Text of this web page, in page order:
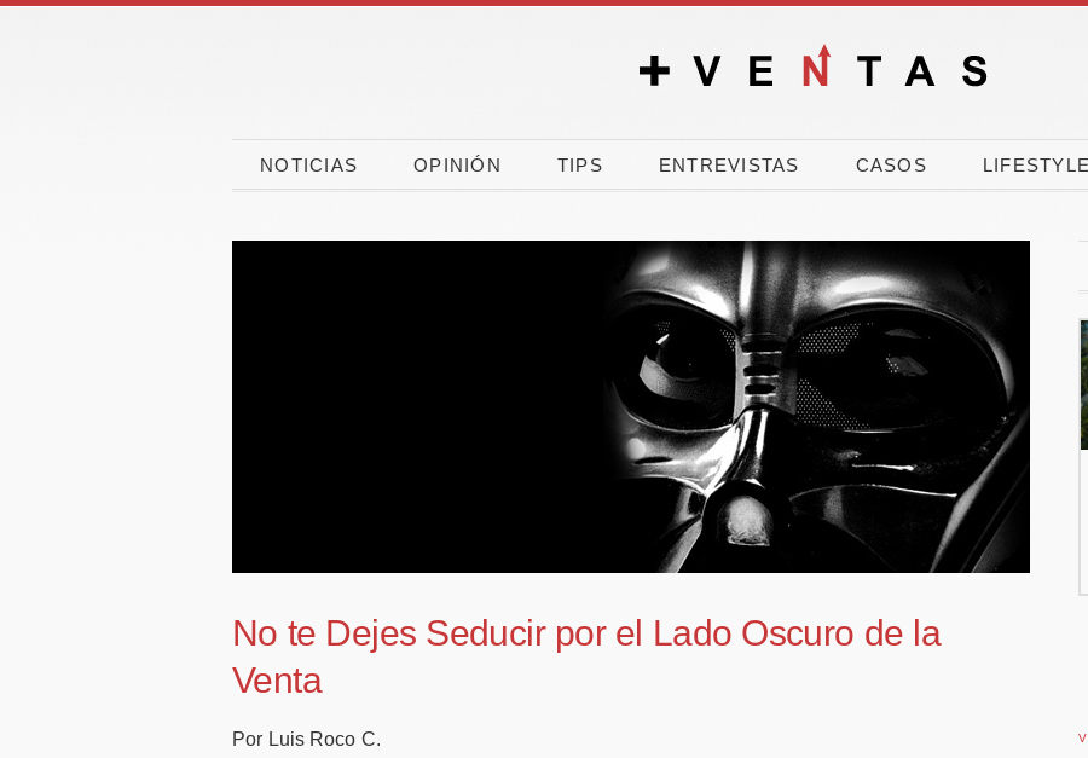
NOTICIAS OPINIÓN TIPS ENTREVISTAS CASOS LIFESTYLE
No te Dejes Seducir por el Lado Oscuro de la
Venta
Por Luis Roco C.
reducidas
CaixaBank, CEOE y
CEPYME movilizan
50.000 millones en
empresas y pymes
El 90% de los
españoles vota a
favor de ampliar el